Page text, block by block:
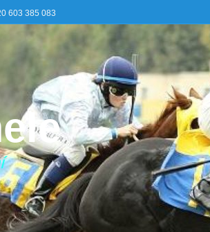
603 385 083